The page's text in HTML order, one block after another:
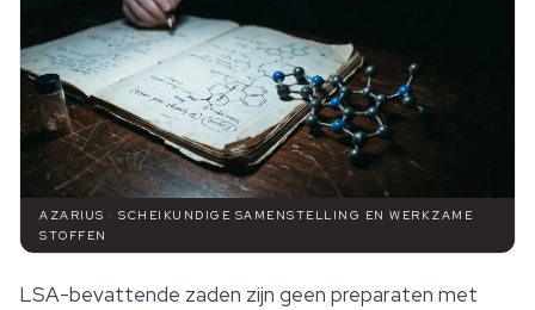
AZARIUS · SCHEIKUNDIGE SAMENSTELLING EN WERKZAME
STOFFEN
LSA-bevattende zaden zijn geen preparaten met